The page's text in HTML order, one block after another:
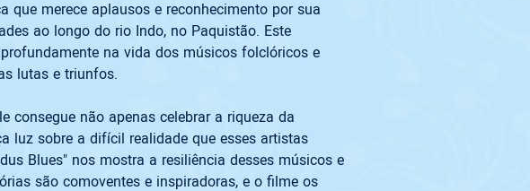
que merece aplausos e reconhecimento por sua
ao longo do rio Indo, no Paquistão. Este
na vida dos músicos folclóricos e
consegue não apenas celebrar a riqueza da
luz sobre a difícil realidade que esses artistas
Blues" nos mostra a resiliência desses músicos e
são comoventes e inspiradoras, e o filme os